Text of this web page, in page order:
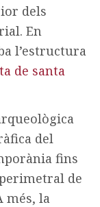
dels
En
l’estructura
de santa
del
fins
de
més, la